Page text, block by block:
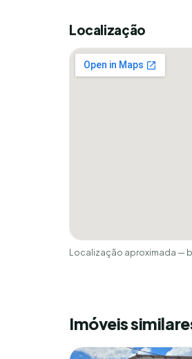
Localização
Localização aproximada —
Imóveis